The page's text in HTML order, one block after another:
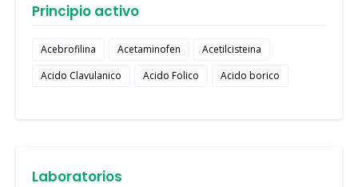
Principio activo
Acebrofilina Acetaminofen
Acetilcisteina
Acido Clavulanico
Acido Folico Acido borico
Laboratorios